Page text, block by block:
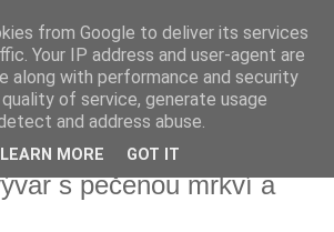
blog
s pečenou mrkví a
from Google to deliver its services
Your IP address and user-agent are
along with performance and security
of service, generate usage
and address abuse.
LEARN MORE GOT IT